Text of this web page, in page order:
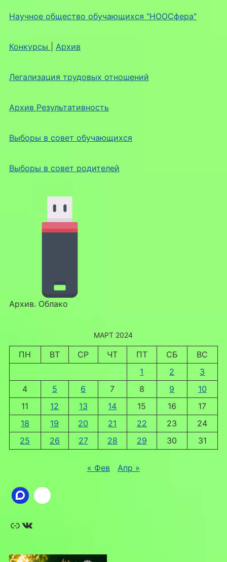
Научное общество обучающихся "НООСфера"
Конкурсы Архив
Легализация трудовых отношений
Архив Результативность
Выборы в совет обучающихся
Выборы в совет родителей
Архив. Облако
МАРТ 2024
ПН ВТ СР ЧТ ПТ СБ
ВС
1
2
3
4
5 6 7 8 9
10
11
12 13 14 15 16
17
18
19 20 21 22 23
24
25
26 27 28 29 30 31
« Фев Апр »
Ссылка